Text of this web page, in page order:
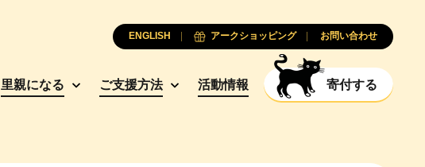
里親になる ご支援方法 活動情報 寄付する
ENGLISH アークショッピング お問い合わせ